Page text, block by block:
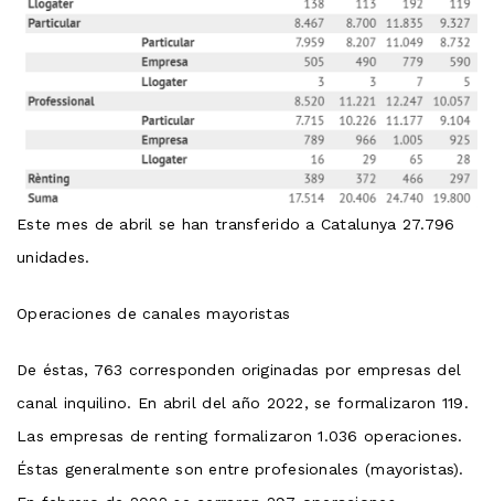
Este mes de abril se han transferido a Catalunya 27.796
unidades.
Operaciones de canales mayoristas
De éstas, 763 corresponden originadas por empresas del
canal inquilino. En abril del año 2022, se formalizaron 119.
Las empresas de renting formalizaron 1.036 operaciones.
Éstas generalmente son entre profesionales (mayoristas).